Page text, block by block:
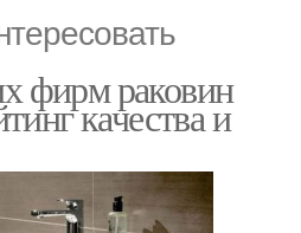
фирм раковин
качества и